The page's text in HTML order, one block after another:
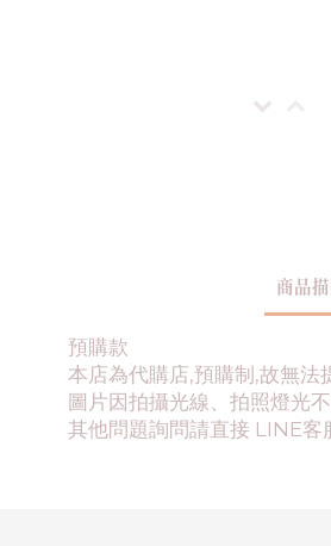
商品
預購款
本店為代購店,預購制,故無法
圖片因拍攝光線、拍照燈光
其他問題詢問請直接 LINE客